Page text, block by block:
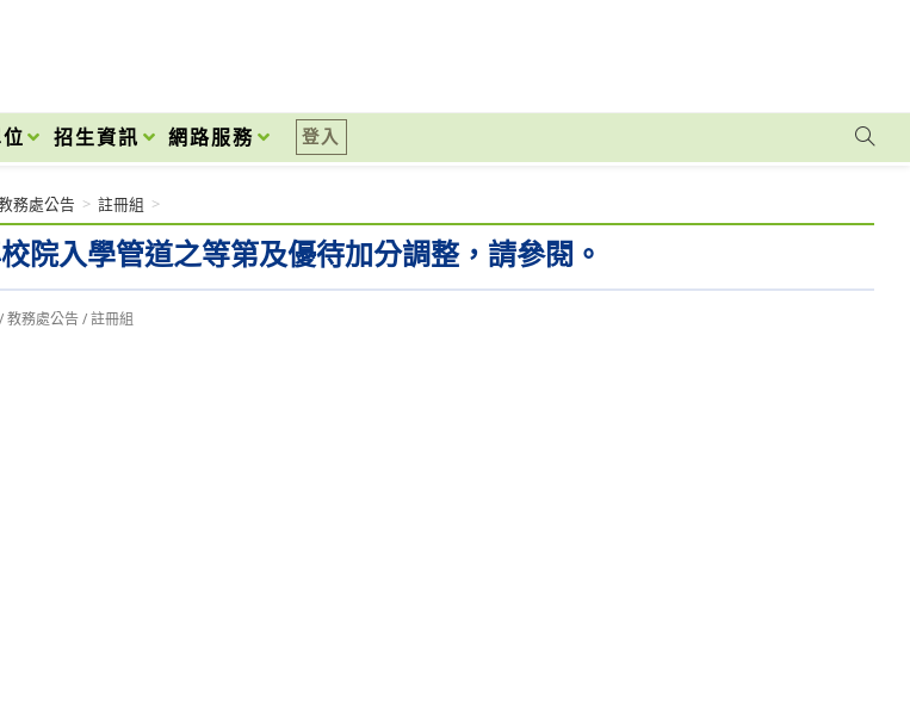
位 招生資訊 網路服務 登入
院入學管道之等第及優待加分調整，請參閱。
務處公告 > 註冊組 >
/ 教務處公告 / 註冊組